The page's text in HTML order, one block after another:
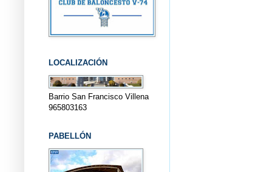
LOCALIZACIÓN
Barrio San Francisco Villena
965803163
PABELLÓN